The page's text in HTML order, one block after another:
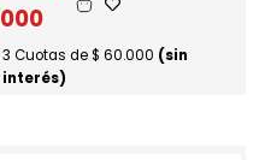
000
3 Cuotas de $ 60.000 (sin
interés)